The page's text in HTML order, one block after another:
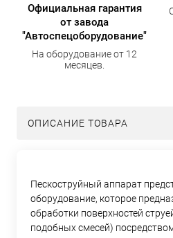
Официальная гарантия
от завода
"Автоспецоборудование"
На оборудование от 12
месяцев.
ОПИСАНИЕ ТОВАРА
Пескоструйный аппарат
оборудование, которое
обработки поверхностей
подобных смесей)